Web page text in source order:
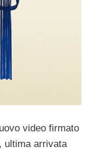
video firmato
ultima arrivata